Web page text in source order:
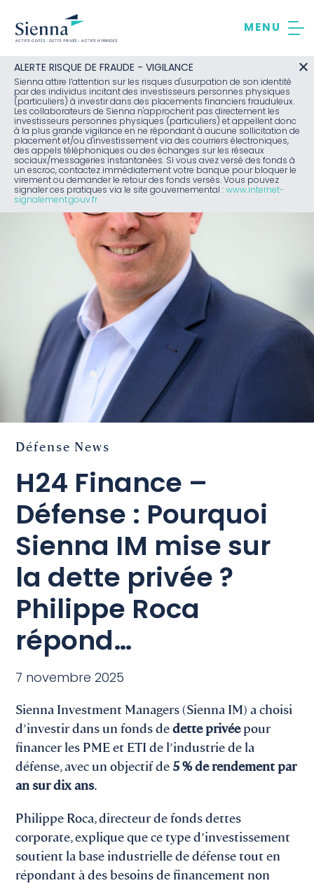
contenu
ALERTE RISQUE DE FRAUDE - VIGILANCE
Sienna attire l’attention sur les risques d'usurpation de son identité
par des individus incitant des investisseurs personnes physiques
(particuliers) à investir dans des placements financiers frauduleux.
Les collaborateurs de Sienna n'approchent pas directement les
investisseurs personnes physiques (particuliers) et appellent donc
à la plus grande vigilance en ne répondant à aucune sollicitation de
placement et/ou d'investissement via des courriers électroniques,
des appels téléphoniques ou des échanges sur les réseaux
sociaux/messageries instantanées. Si vous avez versé des fonds à
un escroc, contactez immédiatement votre banque pour bloquer le
virement ou demander le retour des fonds versés. Vous pouvez
signaler ces pratiques via le site gouvernemental : www.internet-
signalement.gouv.fr
Défense News
H24 Finance –
Défense : Pourquoi
Sienna IM mise sur
la dette privée ?
Philippe Roca
répond…
7 novembre 2025
Sienna Investment Managers (Sienna IM) a choisi
d’investir dans un fonds dedette privéepour
financer les PME et ETI de l’industrie de la
défense, avec un objectif de 5 % de rendement par
an sur dix ans.
Philippe Roca, directeur de fonds dettes
corporate, explique que ce type d’investissement
soutient la base industrielle de défense tout en
répondant à des besoins de financement non